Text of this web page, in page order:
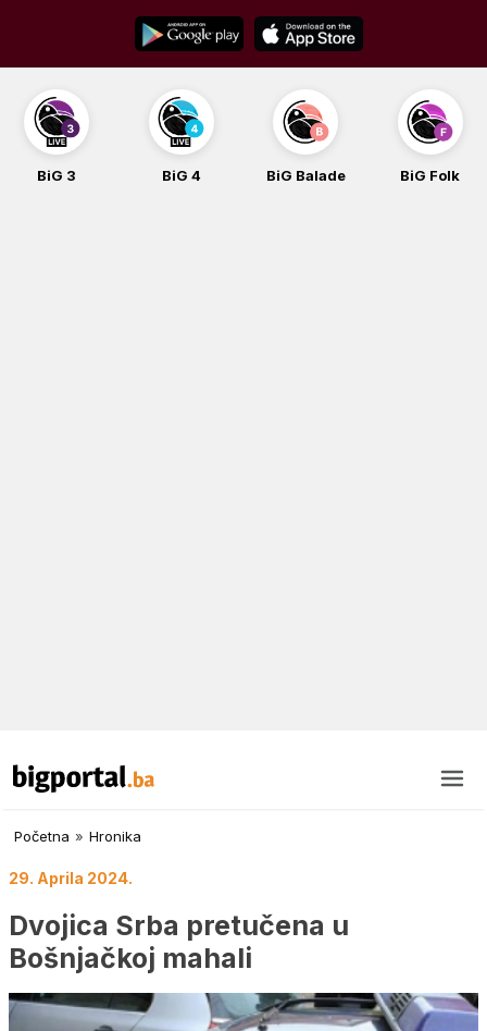
content
BiG 3 BiG 4 BiG Balade BiG Folk
Početna » Hronika
29. Aprila 2024.
Dvojica Srba pretučena u
Bošnjačkoj mahali